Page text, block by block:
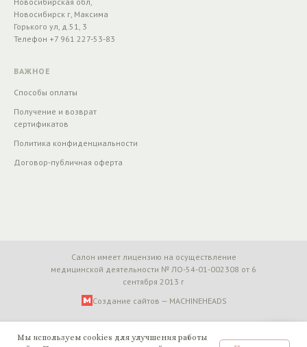
Мы используем cookies для улучшения работы
Новосибирск г, Максима
Горького ул, д.51, 3
Телефон +7 961 227-53-83
ВАЖНОЕ
Способы оплаты
Получение и возврат
сертификатов
Политика конфиденциальности
Договор-публичная оферта
Создание сайтов — MACHINEHEADS
Салон имеет лицензию на осуществление
медицинской деятельности № ЛО-54-01-002308 от 6
сентября 2013 г